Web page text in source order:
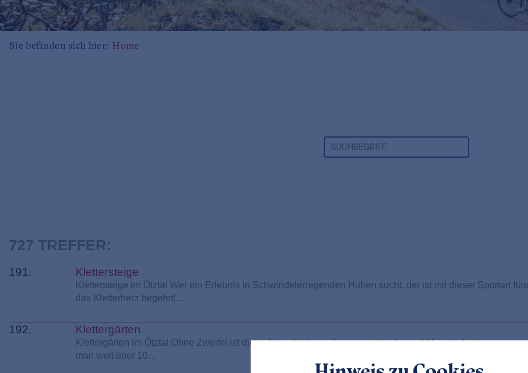
Sie befinden sich hier: Home
727 TREFFER:
191. Klettersteige
Klettersteige im Ötztal Wer ein Erlebnis in Schwindelerregenden Höhen sucht, der ist mit dieser Sportart
das Kletterherz begehrt!…
192. Klettergärten
Klettergärten im Ötztal Ohne Zweifel ist diese Art zu klettern, die am meisten boomt! Manche behaupten
man weit über 10…